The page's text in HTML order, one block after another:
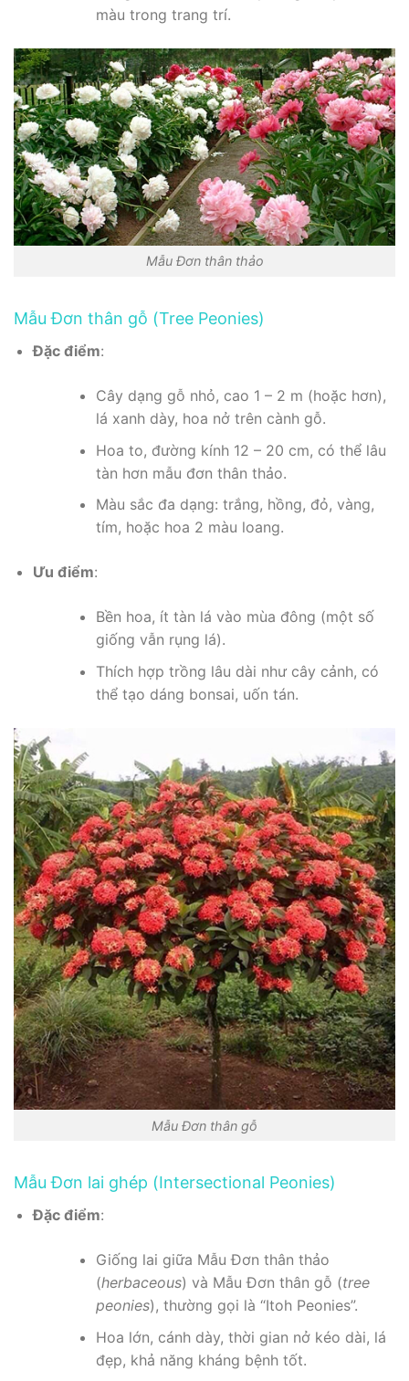
màu trong trang trí.
Mẫu Đơn thân thảo
Mẫu Đơn thân gỗ (Tree Peonies)
Đặc điểm:
Cây dạng gỗ nhỏ, cao 1 – 2 m (hoặc hơn),
lá xanh dày, hoa nở trên cành gỗ.
Hoa to, đường kính 12 – 20 cm, có thể lâu
tàn hơn mẫu đơn thân thảo.
Màu sắc đa dạng: trắng, hồng, đỏ, vàng,
tím, hoặc hoa 2 màu loang.
Ưu điểm:
Bền hoa, ít tàn lá vào mùa đông (một số
giống vẫn rụng lá).
Thích hợp trồng lâu dài như cây cảnh, có
thể tạo dáng bonsai, uốn tán.
Mẫu Đơn thân gỗ
Mẫu Đơn lai ghép (Intersectional Peonies)
Đặc điểm:
Giống lai giữa Mẫu Đơn thân thảo
(herbaceous) và Mẫu Đơn thân gỗ (tree
peonies), thường gọi là “Itoh Peonies”.
Hoa lớn, cánh dày, thời gian nở kéo dài, lá
đẹp, khả năng kháng bệnh tốt.